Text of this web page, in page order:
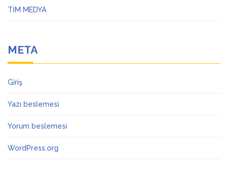
TİM MEDYA
META
Giriş
Yazı beslemesi
Yorum beslemesi
WordPress.org